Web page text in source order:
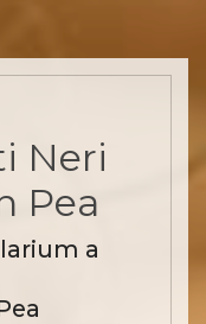
Neri
Pea
a